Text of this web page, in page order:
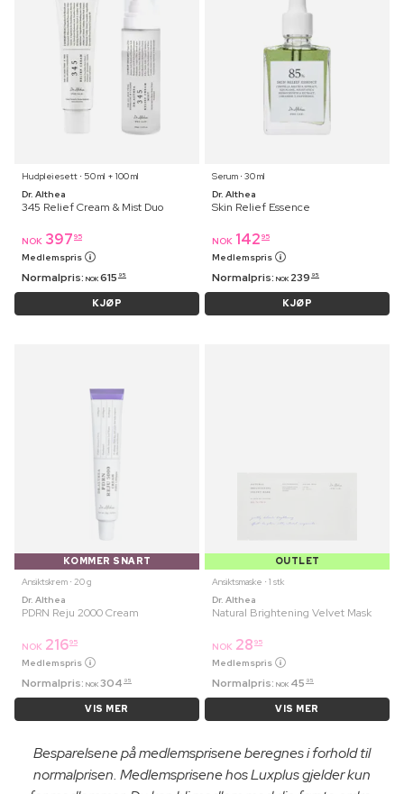
Hudpleiesett ⋅ 50 ml + 100 ml
Dr. Althea
345 Relief Cream & Mist Duo
NOK 397 95
Medlemspris
Normalpris: NOK 615 95
KJØP
Serum ⋅ 30 ml
Dr. Althea
Skin Relief Essence
NOK 142 95
Medlemspris
Normalpris: NOK 239 95
KJØP
KOMMER SNART
Ansiktskrem ⋅ 20 g
Dr. Althea
PDRN Reju 2000 Cream
NOK 21695
Medlemspris
Normalpris: NOK 304 95
VIS MER
OUTLET
Ansiktsmaske ⋅ 1 stk
Dr. Althea
Natural Brightening Velvet Mask
NOK 28 95
Medlemspris
Normalpris: NOK 45 95
VIS MER
Besparelsene på medlemsprisene beregnes i forhold til
normalprisen. Medlemsprisene hos Luxplus gjelder kun